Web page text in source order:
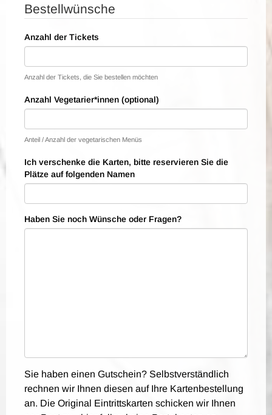
Bestellwünsche
Anzahl der Tickets
Anzahl der Tickets, die Sie bestellen möchten
Anzahl Vegetarier*innen (optional)
Anteil / Anzahl der vegetarischen Menüs
Ich verschenke die Karten, bitte reservieren Sie die
Plätze auf folgenden Namen
Haben Sie noch Wünsche oder Fragen?
Sie haben einen Gutschein? Selbstverständlich
rechnen wir Ihnen diesen auf Ihre Kartenbestellung
an. Die Original Eintrittskarten schicken wir Ihnen